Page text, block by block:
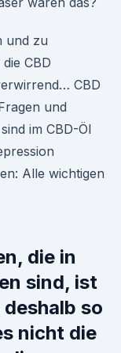
und zu
CBD
CBD
und
im CBD-Öl
Alle wichtigen
die in
sind, ist
so
nicht die